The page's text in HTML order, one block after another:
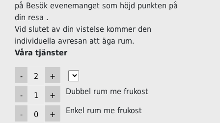
på Besök evenemanget som höjd punkten på
din resa .
Vid slutet av din vistelse kommer den
individuella avresan att äga rum.
Våra tjänster
Dubbel rum me frukost
Enkel rum me frukost